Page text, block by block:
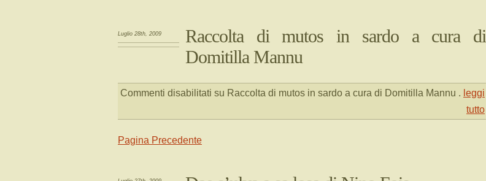
Luglio 28th, 2009
Raccolta di mutos in sardo a cura di
Domitilla Mannu
Commenti disabilitati su Raccolta di mutos in sardo a cura di Domitilla Mannu . leggi
tutto
Pagina Precedente